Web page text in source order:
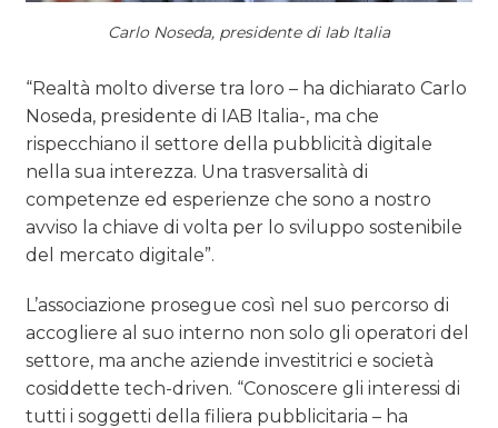
Carlo Noseda, presidente di Iab Italia
“Realtà molto diverse tra loro – ha dichiarato Carlo
Noseda, presidente di IAB Italia-, ma che
rispecchiano il settore della pubblicità digitale
nella sua interezza. Una trasversalità di
competenze ed esperienze che sono a nostro
avviso la chiave di volta per lo sviluppo sostenibile
del mercato digitale”.
L’associazione prosegue così nel suo percorso di
accogliere al suo interno non solo gli operatori del
settore, ma anche aziende investitrici e società
cosiddette tech-driven. “Conoscere gli interessi di
tutti i soggetti della filiera pubblicitaria – ha